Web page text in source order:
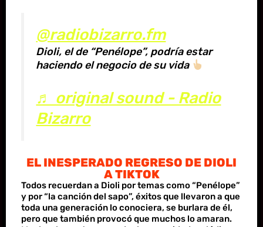
@radiobizarro.fm
Dioli, el de “Penélope”, podría estar
haciendo el negocio de su vida
♬ original sound - Radio
Bizarro
EL INESPERADO REGRESO DE DIOLI
A TIKTOK
Todos recuerdan a Dioli por temas como “Penélope”
y por “la canción del sapo”, éxitos que llevaron a que
toda una generación lo conociera, se burlara de él,
pero que también provocó que muchos lo amaran.